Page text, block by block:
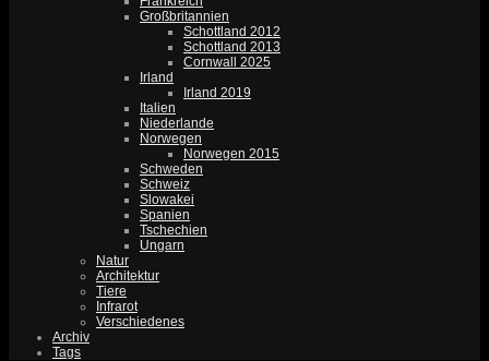
Großbritannien
Schottland 2012
Schottland 2013
Cornwall 2025
Irland
Irland 2019
Italien
Niederlande
Norwegen
Norwegen 2015
Schweden
Schweiz
Slowakei
Spanien
Tschechien
Ungarn
Natur
Architektur
Tiere
Infrarot
Verschiedenes
Archiv
Tags